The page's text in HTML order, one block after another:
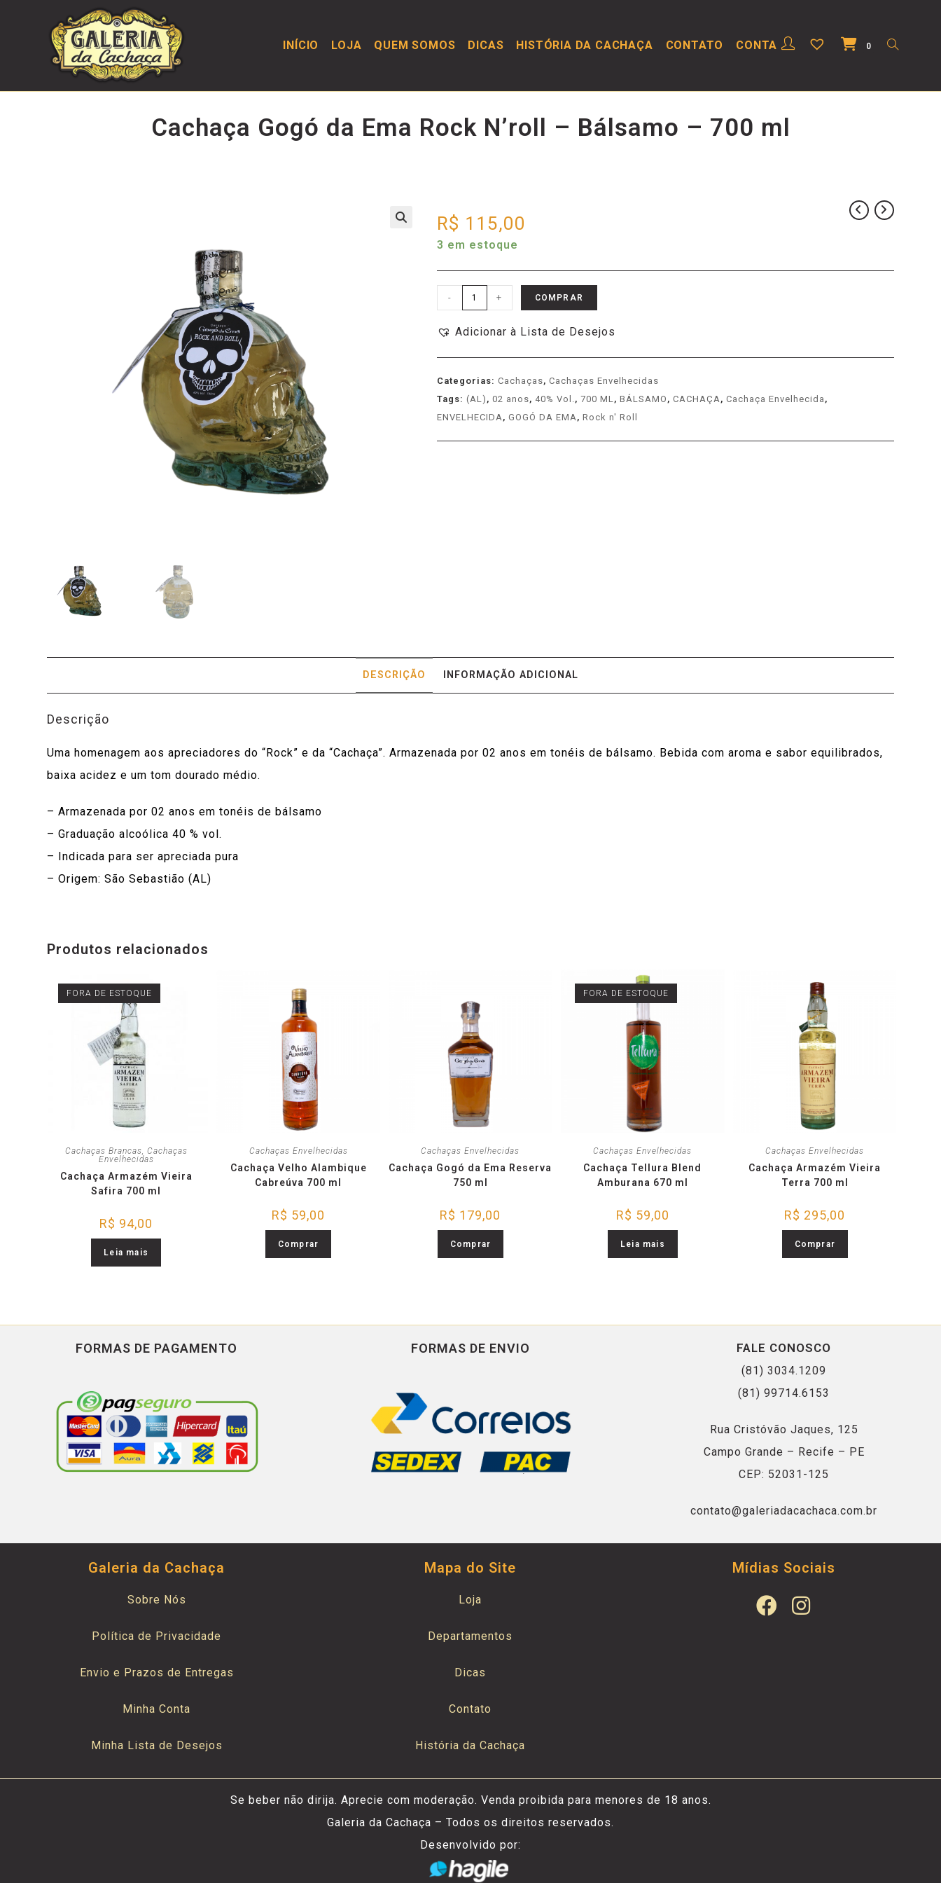
INÍCIO LOJA QUEM SOMOS DICAS HISTÓRIA DA CACHAÇA CONTATO CONTA 0
Cachaça Gogó da Ema Rock N’roll – Bálsamo – 700 ml
R$ 115,00
3 em estoque
- + COMPRAR
Adicionar à Lista de Desejos
Categorias: Cachaças, Cachaças Envelhecidas
Tags: (AL) , 02 anos, 40% Vol., 700 ML, BÁLSAMO , CACHAÇA, Cachaça Envelhecida ,
ENVELHECIDA, GOGÓ DA EMA, Rock n' Roll
DESCRIÇÃO INFORMAÇÃO ADICIONAL
Descrição
Uma homenagem aos apreciadores do “Rock” e da “Cachaça”. Armazenada por 02 anos em tonéis de bálsamo. Bebida com aroma e sabor equilibrados,
baixa acidez e um tom dourado médio.
– Armazenada por 02 anos em tonéis de bálsamo
– Graduação alcoólica 40 % vol.
– Indicada para ser apreciada pura
– Origem: São Sebastião (AL)
Produtos relacionados
FORA DE ESTOQUE
Cachaças Brancas, Cachaças
Envelhecidas
Cachaça Armazém Vieira
Safira 700 ml
R$ 94,00
Leia mais
Cachaças Envelhecidas
Cachaça Velho Alambique
Cabreúva 700 ml
R$ 59,00
Comprar
Cachaças Envelhecidas
Cachaça Gogó da Ema Reserva
750 ml
R$ 179,00
Comprar
FORA DE ESTOQUE
Cachaças Envelhecidas
Cachaça Tellura Blend
Amburana 670 ml
R$ 59,00
Leia mais
Cachaças Envelhecidas
Cachaça Armazém Vieira
Terra 700 ml
R$ 295,00
Comprar
FORMAS DE PAGAMENTO FORMAS DE ENVIO FALE CONOSCO
(81) 3034.1209
(81) 99714.6153
Rua Cristóvão Jaques, 125
Campo Grande – Recife – PE
CEP: 52031-125
contato@galeriadacachaca.com.br
Galeria da Cachaça
Sobre Nós
Política de Privacidade
Envio e Prazos de Entregas
Minha Conta
Minha Lista de Desejos
Mapa do Site
Loja
Departamentos
Dicas
Contato
História da Cachaça
Mídias Sociais
Se beber não dirija. Aprecie com moderação. Venda proibida para menores de 18 anos.
Galeria da Cachaça – Todos os direitos reservados.
Desenvolvido por: